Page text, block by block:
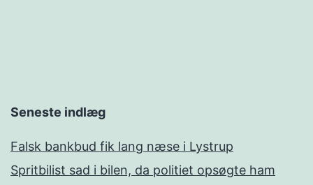
Seneste indlæg
Falsk bankbud fik lang næse i Lystrup
Spritbilist sad i bilen, da politiet opsøgte ham